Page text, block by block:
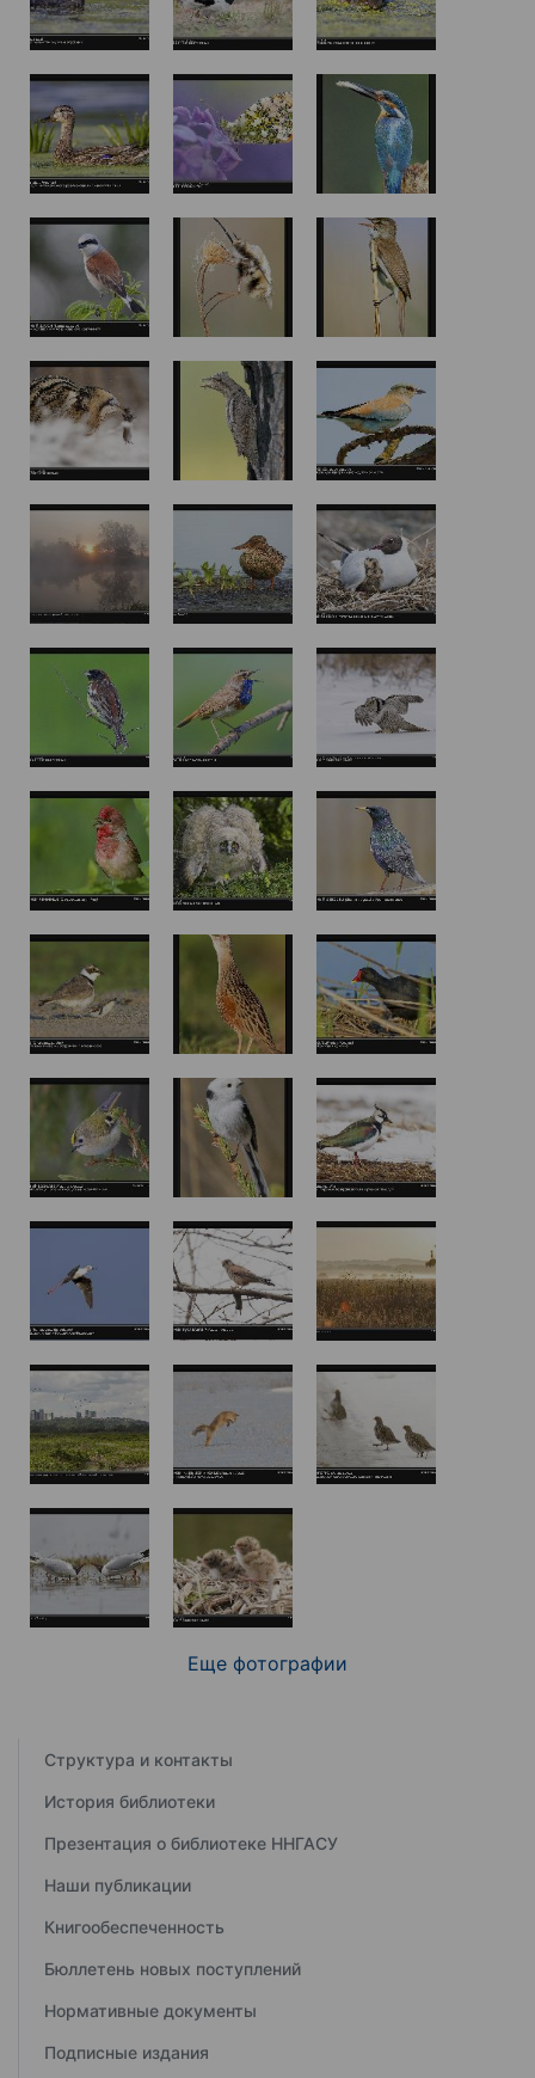
Еще фотографии
Структура и контакты
История библиотеки
Презентация о библиотеке ННГАСУ
Наши публикации
Книгообеспеченность
Бюллетень новых поступлений
Нормативные документы
Подписные издания